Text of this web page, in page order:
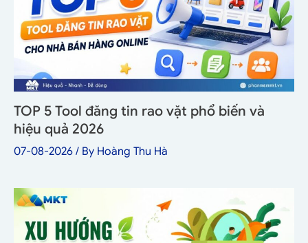
TOP 5 Tool đăng tin rao vặt phổ biến và
hiệu quả 2026
07-08-2026 / By Hoàng Thu Hà